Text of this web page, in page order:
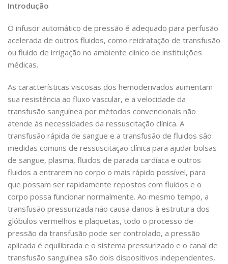
Introdução
O infusor automático de pressão é adequado para perfusão
acelerada de outros fluidos, como reidratação de transfusão
ou fluido de irrigação no ambiente clínico de instituições
médicas.
As características viscosas dos hemoderivados aumentam
sua resistência ao fluxo vascular, e a velocidade da
transfusão sanguínea por métodos convencionais não
atende às necessidades da ressuscitação clínica. A
transfusão rápida de sangue e a transfusão de fluidos são
medidas comuns de ressuscitação clínica para ajudar bolsas
de sangue, plasma, fluidos de parada cardíaca e outros
fluidos a entrarem no corpo o mais rápido possível, para
que possam ser rapidamente repostos com fluidos e o
corpo possa funcionar normalmente. Ao mesmo tempo, a
transfusão pressurizada não causa danos à estrutura dos
glóbulos vermelhos e plaquetas, todo o processo de
pressão da transfusão pode ser controlado, a pressão
aplicada é equilibrada e o sistema pressurizado e o canal de
transfusão sanguínea são dois dispositivos independentes,